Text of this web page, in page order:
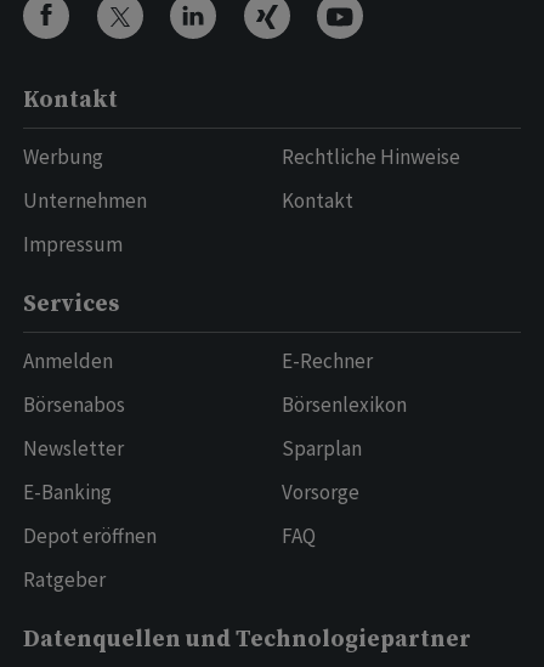
Kontakt
Werbung
Unternehmen
Impressum
Rechtliche Hinweise
Kontakt
Services
Anmelden
Börsenabos
Newsletter
E-Banking
Depot eröffnen
Ratgeber
E-Rechner
Börsenlexikon
Sparplan
Vorsorge
FAQ
Datenquellen und Technologiepartner